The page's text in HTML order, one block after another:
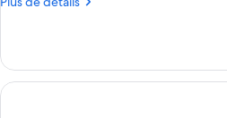
Chambre
Triple
le
type
de